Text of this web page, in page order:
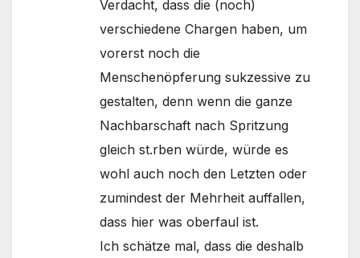
Verdacht, dass die (noch)
verschiedene Chargen haben, um
vorerst noch die
Menschenöpferung sukzessive zu
gestalten, denn wenn die ganze
Nachbarschaft nach Spritzung
gleich st.rben würde, würde es
wohl auch noch den Letzten oder
zumindest der Mehrheit auffallen,
dass hier was oberfaul ist.
Ich schätze mal, dass die deshalb